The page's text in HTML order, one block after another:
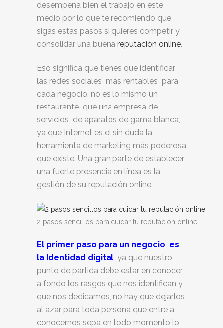
desempeña bien el trabajo en este
medio por lo que te recomiendo que
sigas estas pasos si quieres competir y
consolidar una buena reputación online.
Eso significa que tienes que identificar
las redes sociales más rentables para
cada negocio, no es lo mismo un
restaurante que una empresa de
servicios de aparatos de gama blanca,
ya que Internet es el sin duda la
herramienta de marketing más poderosa
que existe. Una gran parte de establecer
una fuerte presencia en línea es la
gestión de su reputación online.
2 pasos sencillos para cuidar tu reputación online
El primer paso para un negocio es
la Identidad digital ya que nuestro
punto de partida debe estar en conocer
a fondo los rasgos que nos identifican y
que nos dedicamos, no hay que dejarlos
al azar para toda persona que entre a
conocernos sepa en todo momento lo